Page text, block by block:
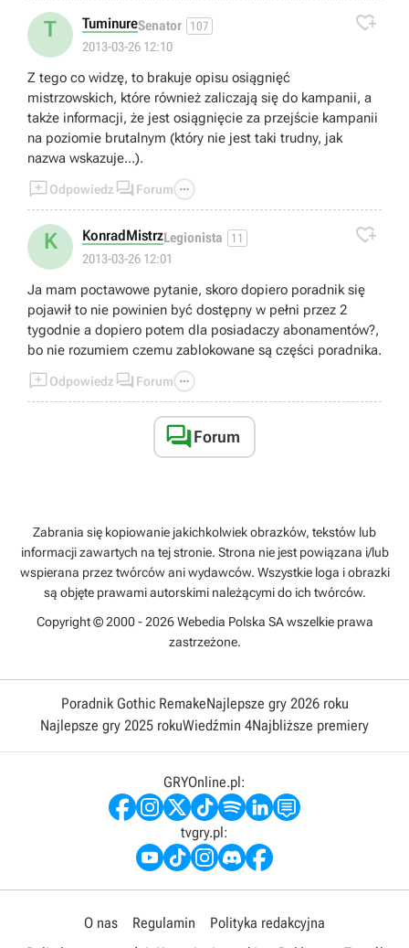
T TuminureSenator 107
2013-03-26 12:10

Z tego co widzę, to brakuje opisu osiągnięć
mistrzowskich, które również zaliczają się do kampanii, a
także informacji, że jest osiągnięcie za przejście kampanii
na poziomie brutalnym (który nie jest taki trudny, jak
nazwa wskazuje...).
Odpowiedz  Forum 
K KonradMistrzLegionista 11
2013-03-26 12:01

Ja mam poctawowe pytanie, skoro dopiero poradnik się
pojawił to nie powinien być dostępny w pełni przez 2
tygodnie a dopiero potem dla posiadaczy abonamentów?,
bo nie rozumiem czemu zablokowane są części poradnika.
Odpowiedz  Forum 
Forum
Zabrania się kopiowanie jakichkolwiek obrazków, tekstów lub
informacji zawartych na tej stronie. Strona nie jest powiązana i/lub
wspierana przez twórców ani wydawców. Wszystkie loga i obrazki
są objęte prawami autorskimi należącymi do ich twórców.
Copyright © 2000 - 2026 Webedia Polska SA wszelkie prawa
zastrzeżone.
Poradnik Gothic RemakeNajlepsze gry 2026 roku
Najlepsze gry 2025 rokuWiedźmin 4Najbliższe premiery
GRYOnline.pl:
tvgry.pl:
O nas Regulamin
Polityka redakcyjna